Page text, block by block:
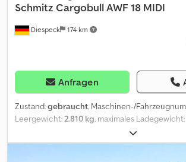
Diespeck 174 km
Schmitz CargobullAWF 18 MIDI
Anfragen
Zustand:gebraucht, Maschinen-/
Leergewicht: 2.810 kg , maximales Ladegewicht:
, Achsen-
Erstzulassung:07/2007, Federung:Luft,
,